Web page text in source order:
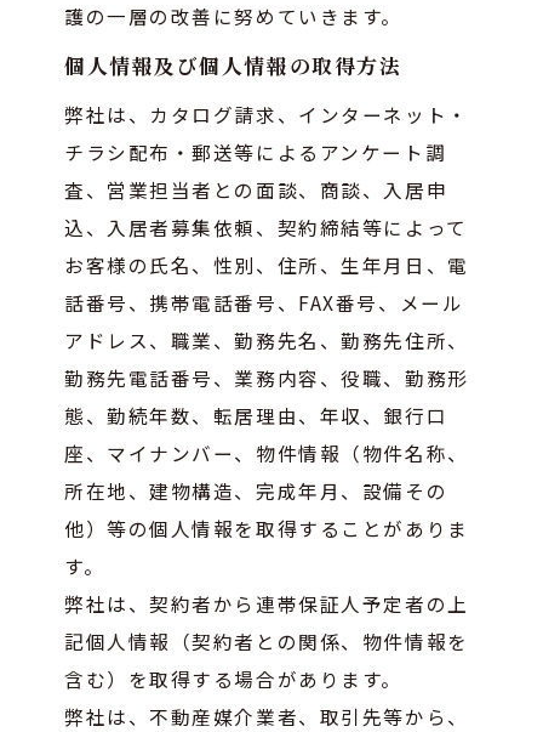
護の一層の改善に努めていきます。
個人情報及び個人情報の取得方法
弊社は、カタログ請求、インターネット・
チラシ配布・郵送等によるアンケート調
査、営業担当者との面談、商談、入居申
込、入居者募集依頼、契約締結等によって
お客様の氏名、性別、住所、生年月日、電
話番号、携帯電話番号、FAX番号、メール
アドレス、職業、勤務先名、勤務先住所、
勤務先電話番号、業務内容、役職、勤務形
態、勤続年数、転居理由、年収、銀行口
座、マイナンバー、物件情報（物件名称、
所在地、建物構造、完成年月、設備その
他）等の個人情報を取得することがありま
す。
弊社は、契約者から連帯保証人予定者の上
記個人情報（契約者との関係、物件情報を
含む）を取得する場合があります。
弊社は、不動産媒介業者、取引先等から、